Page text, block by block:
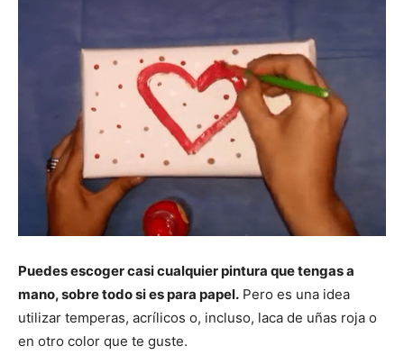
Puedes escoger casi cualquier pintura que tengas a
mano, sobre todo si es para papel. Pero es una idea
utilizar temperas, acrílicos o, incluso, laca de uñas roja o
en otro color que te guste.